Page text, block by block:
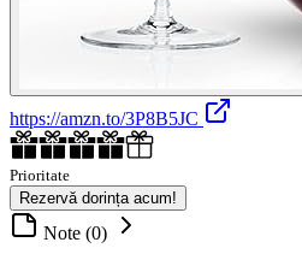
https://amzn.to/3P8B5JC
Prioritate
Rezervă dorința acum!
Note (0)